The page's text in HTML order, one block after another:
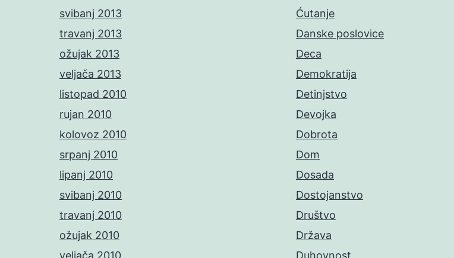
svibanj 2013
travanj 2013
ožujak 2013
veljača 2013
listopad 2010
rujan 2010
kolovoz 2010
srpanj 2010
lipanj 2010
svibanj 2010
travanj 2010
ožujak 2010
veljača 2010
Ćutanje
Danske poslovice
Deca
Demokratija
Detinjstvo
Devojka
Dobrota
Dom
Dosada
Dostojanstvo
Društvo
Država
Duhovnost